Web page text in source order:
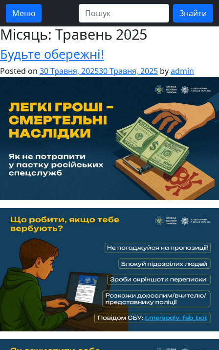
Меню
Місяць: Травень 2025
Будьте обережні!
Posted on 30 Травня, 202530 Травня, 2025 byadmin